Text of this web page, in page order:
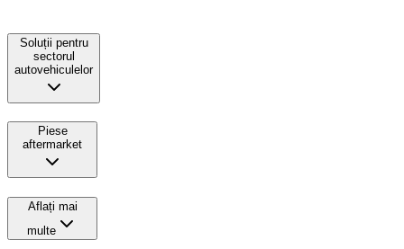
Soluții pentru
sectorul
autovehiculelor
Piese
aftermarket
Aflați mai
multe